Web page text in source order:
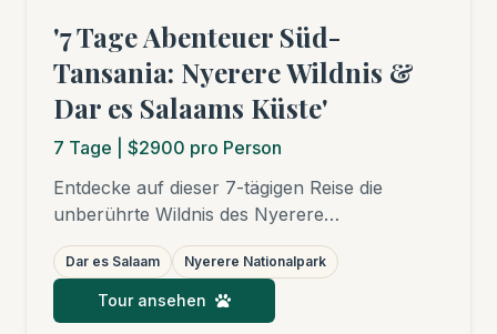
'7 Tage Abenteuer Süd-
Tansania: Nyerere Wildnis &
Dar es Salaams Küste'
7 Tage | $2900 pro Person
Entdecke auf dieser 7-tägigen Reise die
unberührte Wildnis des Nyerere
Nationalparks, dem größten Nationalpark
Afrikas und UNESCO-Welterbe. Erlebe
Pirschfahrten, eine unvergessliche
Bootssafari auf dem Rufiji-Fluss und eine
Dar es Salaam Nyerere Nationalpark
Tour ansehen